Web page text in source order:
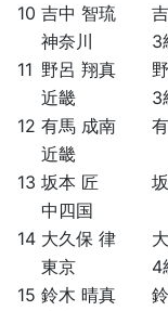
10 吉中 智琉
神奈川
3
11 野呂 翔真
近畿
3
12 有馬 成南
近畿
13 坂本 匠
中四国
14 大久保 律
東京
4
15 鈴木 晴真